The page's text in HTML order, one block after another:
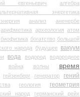
евгеньевич
алгебра
энергетика
анализ аненербе
арифметика археология атом
биофизика богатство большой
народа будущее вакуум
вода водород
водородное
война волны
время
гейзенберг генератор гений
геология
геометрия
народ
германский рейх